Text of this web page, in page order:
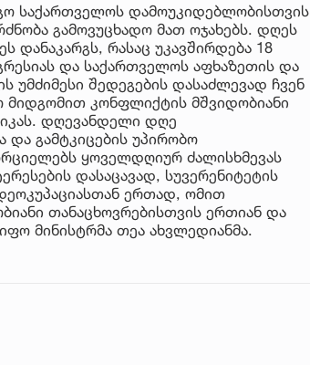
საქართველოს დამოუკიდებლობისთვის
გამოვუცხადო მათ ოჯახებს. დღეს
დანაკარგს, რასაც უკავშირდება 18
და საქართველოს აფხაზეთის და
უმძიმესი შედეგების დასაძლევად ჩვენ
კონფლიქტის მშვიდობიანი
დღევანდელი დღე
და გამტკიცების უპირობო
ყოველდღიურ ძალისხმევას
დასაცავად, სუვერენიტეტის
ერთად, ომით
თანაცხოვრებისთვის ერთიან და
მინისტრმა თეა ახვლედიანმა.